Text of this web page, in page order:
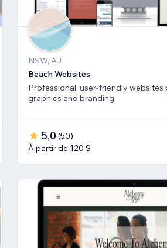
NSW, AU
Beach Websites
Professional, user-friendly websites
graphics and branding.
5,0 (50)
À partir de 120 $